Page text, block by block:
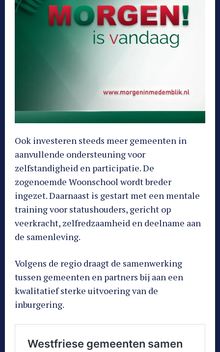
Ook investeren steeds meer gemeenten in
aanvullende ondersteuning voor
zelfstandigheid en participatie. De
zogenoemde Woonschool wordt breder
ingezet. Daarnaast is gestart met een mentale
training voor statushouders, gericht op
veerkracht, zelfredzaamheid en deelname aan
de samenleving.
Volgens de regio draagt de samenwerking
tussen gemeenten en partners bij aan een
kwalitatief sterke uitvoering van de
inburgering.